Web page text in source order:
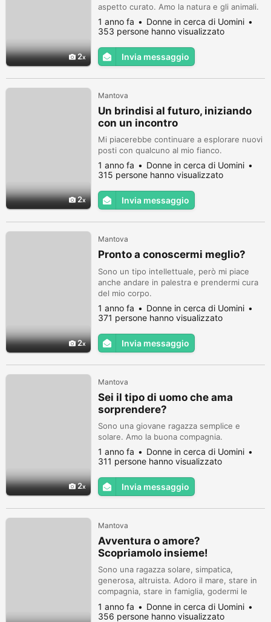
2
aspetto curato. Amo la natura e gli animali.
1 anno fa
Donne in cerca di Uomini
353 persone hanno visualizzato
Invia messaggio
2
Mantova
Un brindisi al futuro, iniziando
con un incontro
Mi piacerebbe continuare a esplorare nuovi
posti con qualcuno al mio fianco.
1 anno fa
Donne in cerca di Uomini
315 persone hanno visualizzato
Invia messaggio
2
Mantova
Pronto a conoscermi meglio?
Sono un tipo intellettuale, però mi piace
anche andare in palestra e prendermi cura
del mio corpo.
1 anno fa
Donne in cerca di Uomini
371 persone hanno visualizzato
Invia messaggio
2
Mantova
Sei il tipo di uomo che ama
sorprendere?
Sono una giovane ragazza semplice e
solare. Amo la buona compagnia.
1 anno fa
Donne in cerca di Uomini
311 persone hanno visualizzato
Invia messaggio
Mantova
Avventura o amore?
Scopriamolo insieme!
Sono una ragazza solare, simpatica,
generosa, altruista. Adoro il mare, stare in
compagnia, stare in famiglia, godermi le
buone cene, cucinare.
1 anno fa
Donne in cerca di Uomini
356 persone hanno visualizzato